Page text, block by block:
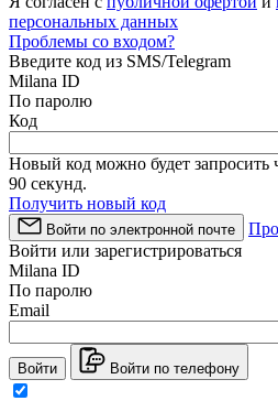
персональных данных
Проблемы со входом?
Введите код из SMS/Telegram
Milana ID
По паролю
Код
Новый код можно будет запросить
90 секунд.
Получить новый код
Войти по электронной почте
Войти или зарегистрироваться
Milana ID
По паролю
Email
Войти Войти по телефону